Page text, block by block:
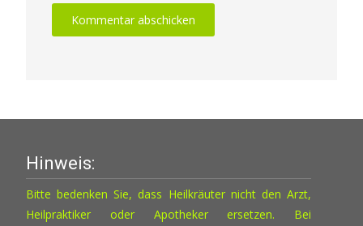
Hinweis:
Bitte bedenken Sie, dass Heilkräuter nicht den Arzt,
Heilpraktiker oder Apotheker ersetzen. Bei